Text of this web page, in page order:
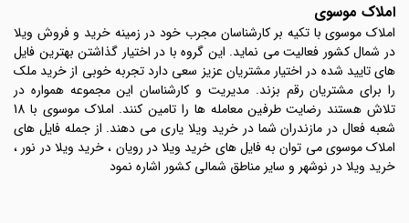
املاک موسوی
املاک موسوی با تکیه بر کارشناسان مجرب خود در زمینه خرید و فروش ویلا
در شمال کشور فعالیت می نماید. این گروه با در اختیار گذاشتن بهترین فایل
های تایید شده در اختیار مشتریان عزیز سعی دارد تجربه خوبی از خرید ملک
را برای مشتریان رقم بزند. مدیریت و کارشناسان این مجموعه همواره در
تلاش هستند رضایت طرفین معامله ها را تامین کنند. املاک موسوی با 18
شعبه فعال در مازندران شما در خرید ویلا یاری می دهند. از جمله فایل های
املاک موسوی می توان به فایل های خرید ویلا در رویان ، خرید ویلا در نور ،
خرید ویلا در نوشهر و سایر مناطق شمالی کشور اشاره نمود